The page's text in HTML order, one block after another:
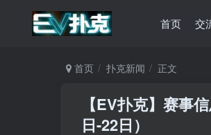
首页 交
首页 扑克新闻 正文
【EV扑克】赛事
日-22日）